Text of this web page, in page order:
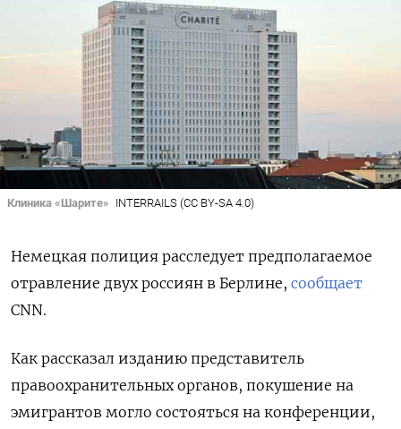
Клиника «Шарите» INTERRAILS (CC BY-SA 4.0)
Немецкая полиция расследует предполагаемое
отравление двух россиян в Берлине, сообщает
CNN.
Как рассказал изданию представитель
правоохранительных органов, покушение на
эмигрантов могло состояться на конференции,